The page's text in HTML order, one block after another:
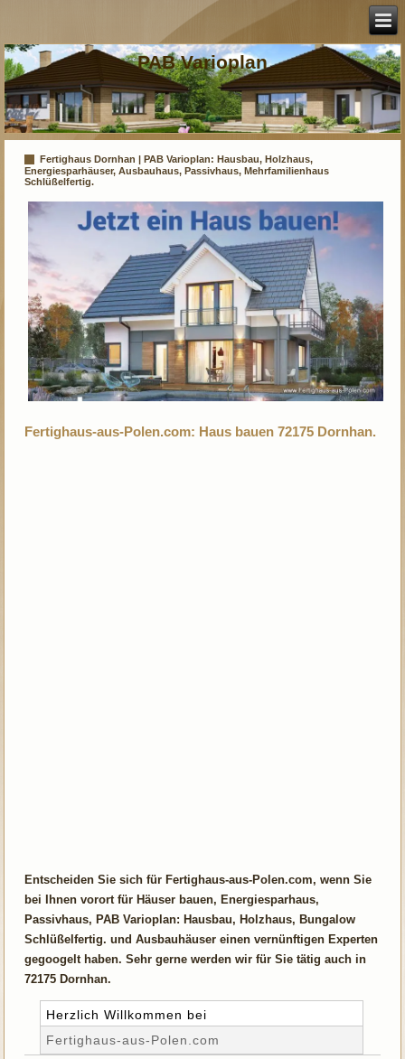
PAB Varioplan
Fertighaus Dornhan | PAB Varioplan: Hausbau, Holzhaus,
Energiesparhäuser, Ausbauhaus, Passivhaus, Mehrfamilienhaus
Schlüßelfertig.
Fertighaus-aus-Polen.com: Haus bauen 72175 Dornhan.
Entscheiden Sie sich für Fertighaus-aus-Polen.com, wenn Sie
bei Ihnen vorort für Häuser bauen, Energiesparhaus,
Passivhaus, PAB Varioplan: Hausbau, Holzhaus, Bungalow
Schlüßelfertig. und Ausbauhäuser einen vernünftigen Experten
gegoogelt haben. Sehr gerne werden wir für Sie tätig auch in
72175 Dornhan.
Herzlich Willkommen bei
Fertighaus-aus-Polen.com